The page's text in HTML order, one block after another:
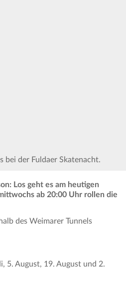
bei der Fuldaer Skatenacht.
Los geht es am heutigen
ab 20:00 Uhr rollen die
des Weimarer Tunnels
5. August, 19. August und 2.